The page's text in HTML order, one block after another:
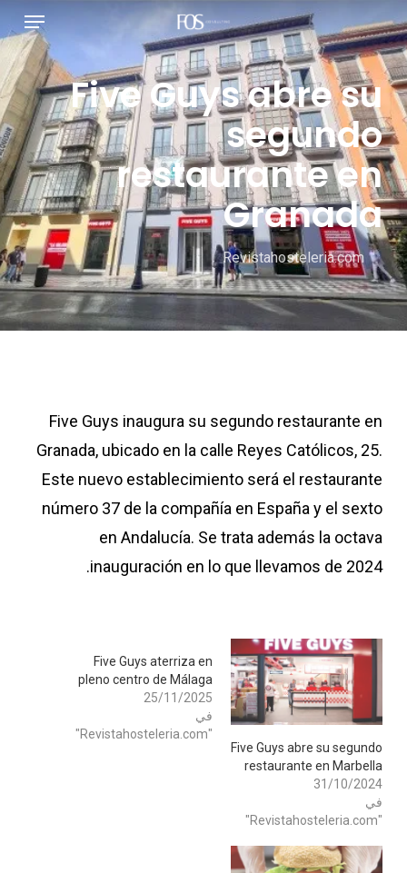
إلى
المحتوى
الرئيسي
قائمة طعام
Five Guys abre su
segundo
restaurante en
Granada
Revistahosteleria.com
Five Guys inaugura su segundo restaurante en
Granada, ubicado en la calle Reyes Católicos, 25.
Este nuevo establecimiento será el restaurante
número 37 de la compañía en España y el sexto
en Andalucía. Se trata además la octava
inauguración en lo que llevamos de 2024.
Five Guys abre su segundo
restaurante en Marbella
31/10/2024
في
"Revistahosteleria.com"
Five Guys aterriza en
pleno centro de Málaga
25/11/2025
في
"Revistahosteleria.com"